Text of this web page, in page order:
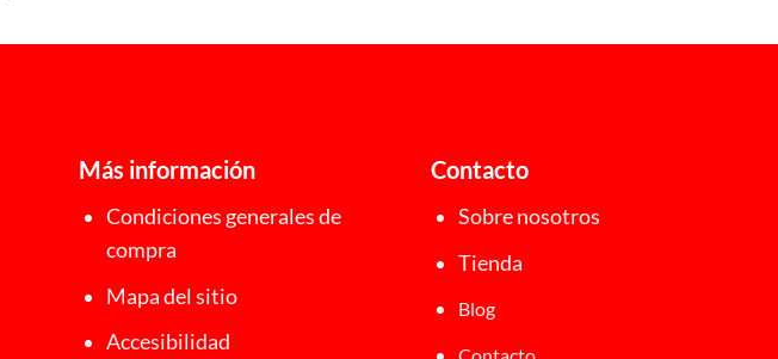
Más información
Condiciones generales de
compra
Mapa del sitio
Accesibilidad
Contacto
Sobre nosotros
Tienda
Blog